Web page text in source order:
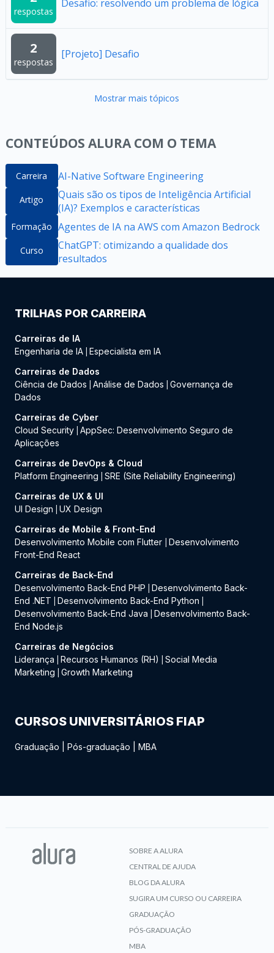
respostas
Desafio: resolvendo um problema de lógica
2
respostas
[Projeto] Desafio
Mostrar mais tópicos
CONTEÚDOS ALURA COM O TEMA
Carreira AI-Native Software Engineering
Artigo
Quais são os tipos de Inteligência Artificial
(IA)? Exemplos e características
Formação Agentes de IA na AWS com Amazon Bedrock
Curso
ChatGPT: otimizando a qualidade dos
resultados
TRILHAS POR CARREIRA
Carreiras de IA
Engenharia de IA Especialista em IA
Carreiras de Dados
Ciência de Dados
Análise de Dados
Governança de
Dados
Carreiras de Cyber
Cloud Security AppSec: Desenvolvimento Seguro de
Aplicações
Carreiras de DevOps & Cloud
Platform Engineering
SRE (Site Reliability Engineering)
Carreiras de UX & UI
UI Design
UX Design
Carreiras de Mobile & Front-End
Desenvolvimento Mobile com Flutter
Desenvolvimento
Front-End React
Carreiras de Back-End
Desenvolvimento Back-End PHP
Desenvolvimento Back-
End .NET
Desenvolvimento Back-End Python
Desenvolvimento Back-End Java
Desenvolvimento Back-
End Node.js
Carreiras de Negócios
Liderança
Recursos Humanos (RH)
Social Media
Marketing
Growth Marketing
CURSOS UNIVERSITÁRIOS FIAP
Graduação Pós-graduação MBA
SOBRE A ALURA
CENTRAL DE AJUDA
BLOG DA ALURA
SUGIRA UM CURSO OU CARREIRA
GRADUAÇÃO
PÓS-GRADUAÇÃO
MBA